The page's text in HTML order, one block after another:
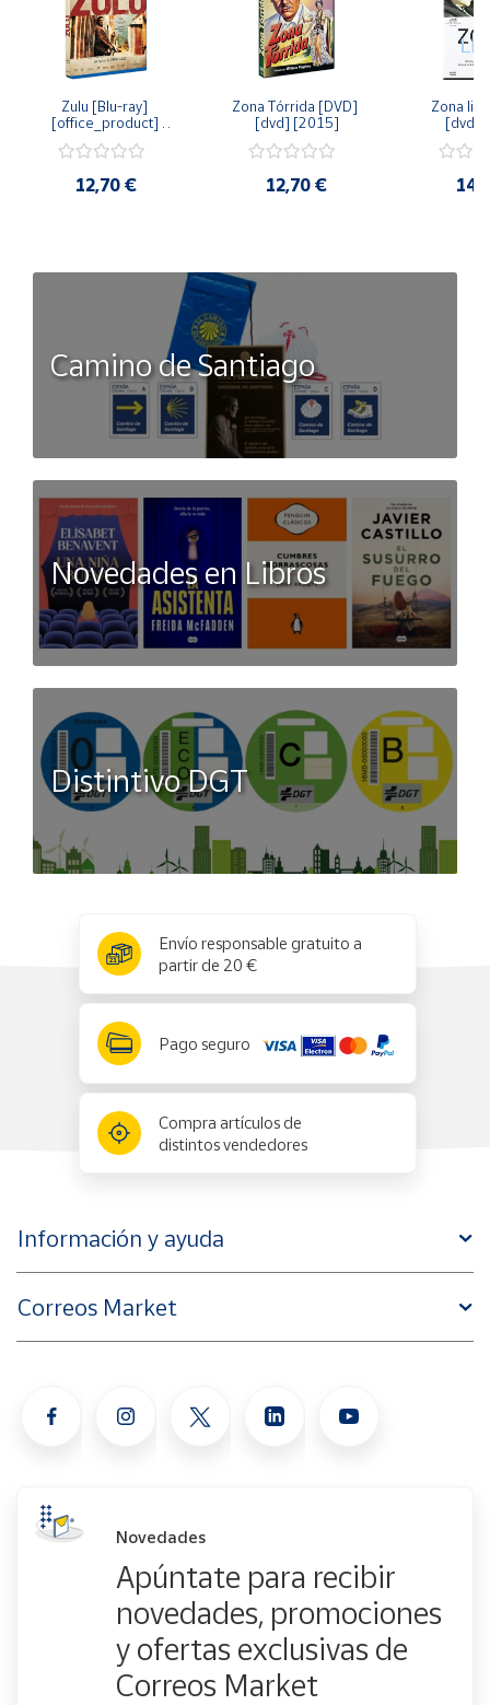
Zulu [Blu-ray]
[office_product]
12,70 €
Zona Tórrida [DVD]
[dvd] [2015]
12,70 €
Zona
[dvd]
Camino de Santiago
Novedades en Libros
Distintivo DGT
Envío responsable gratuito a
partir de 20 €
Pago seguro
Compra artículos de
distintos vendedores
Información y ayuda
Correos Market
Novedades
Apúntate para recibir
novedades, promociones
y ofertas exclusivas de
Correos Market